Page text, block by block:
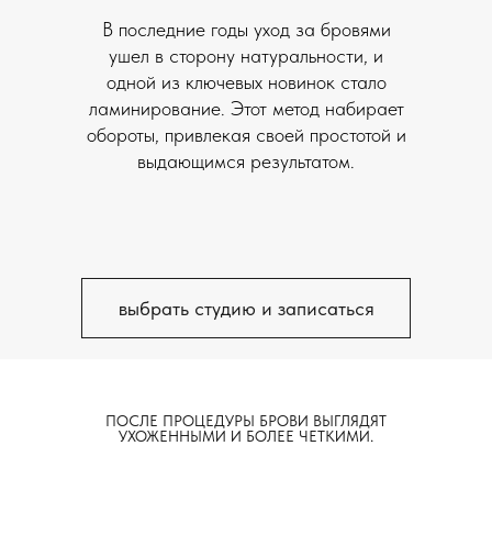
В последние годы уход за бровями
ушел в сторону натуральности, и
одной из ключевых новинок стало
ламинирование. Этот метод набирает
обороты, привлекая своей простотой и
выдающимся результатом.
выбрать студию и записаться
ПОСЛЕ ПРОЦЕДУРЫ БРОВИ ВЫГЛЯДЯТ
УХОЖЕННЫМИ И БОЛЕЕ ЧЕТКИМИ.